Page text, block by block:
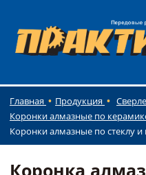
Главная Продукция
Коронки алмазные по
Коронки алмазные по стеклу
Коронка